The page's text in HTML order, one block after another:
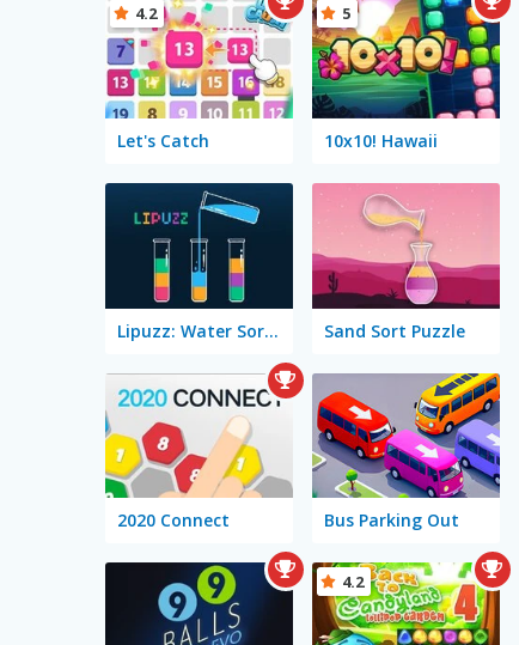
Let's Catch
4.2
10x10! Hawaii
5
Lipuzz: Water Sort Puzzle Sand Sort Puzzle
2020 Connect Bus Parking Out
4.2